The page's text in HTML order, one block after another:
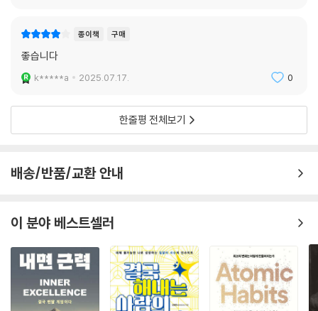
책을 써서 내가 가진 그 ‘무엇’을 세상에 보여주자. 그 무엇으로 세상에 보
종이책 구매
좋습니다
k*****a 2025.07.17. 0
한줄평 전체보기
배송/반품/교환 안내
이 분야 베스트셀러